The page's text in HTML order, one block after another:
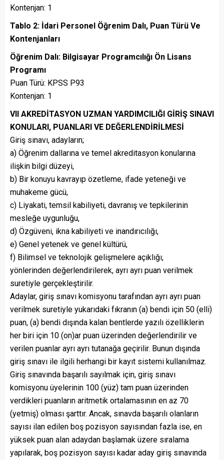
Kontenjan: 1
Tablo 2: İdari Personel Öğrenim Dalı, Puan Türü Ve
Kontenjanları
Öğrenim Dalı: Bilgisayar Programcılığı Ön Lisans
Programı
Puan Türü: KPSS P93
Kontenjan: 1
VII AKREDİTASYON UZMAN YARDIMCILIĞI GİRİŞ SINAVI
KONULARI, PUANLARI VE DEĞERLENDİRİLMESİ
Giriş sınavı, adayların;
a) Öğrenim dallarına ve temel akreditasyon konularına
ilişkin bilgi düzeyi,
b) Bir konuyu kavrayıp özetleme, ifade yeteneği ve
muhakeme gücü,
c) Liyakati, temsil kabiliyeti, davranış ve tepkilerinin
mesleğe uygunluğu,
d) Özgüveni, ikna kabiliyeti ve inandırıcılığı,
e) Genel yetenek ve genel kültürü,
f) Bilimsel ve teknolojik gelişmelere açıklığı,
yönlerinden değerlendirilerek, ayrı ayrı puan verilmek
suretiyle gerçekleştirilir.
Adaylar, giriş sınavı komisyonu tarafından ayrı ayrı puan
verilmek suretiyle yukarıdaki fıkranın (a) bendi için 50 (elli)
puan, (a) bendi dışında kalan bentlerde yazılı özelliklerin
her biri için 10 (on)ar puan üzerinden değerlendirilir ve
verilen puanlar ayrı ayrı tutanağa geçirilir. Bunun dışında
giriş sınavı ile ilgili herhangi bir kayıt sistemi kullanılmaz.
Giriş sınavında başarılı sayılmak için, giriş sınavı
komisyonu üyelerinin 100 (yüz) tam puan üzerinden
verdikleri puanların aritmetik ortalamasının en az 70
(yetmiş) olması şarttır. Ancak, sınavda başarılı olanların
sayısı ilan edilen boş pozisyon sayısından fazla ise, en
yüksek puan alan adaydan başlamak üzere sıralama
yapılarak, boş pozisyon sayısı kadar aday giriş sınavında